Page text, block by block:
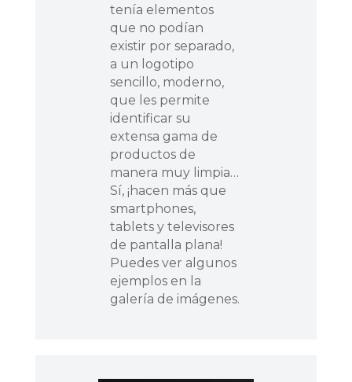
tenía elementos
que no podían
existir por separado,
a un logotipo
sencillo, moderno,
que les permite
identificar su
extensa gama de
productos de
manera muy limpia…
Sí, ¡hacen más que
smartphones,
tablets y televisores
de pantalla plana!
Puedes ver algunos
ejemplos en la
galería de imágenes.